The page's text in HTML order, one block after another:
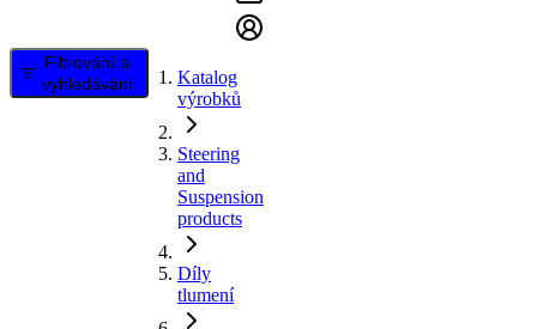
Filtrování a
vyhledávání
Katalog
výrobků
Steering
and
Suspension
products
Díly
tlumení